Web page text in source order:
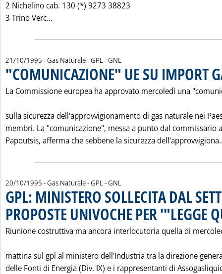
2 Nichelino cab. 130 (*) 9273 38823
3 Trino Verc...
21/10/1995 - Gas Naturale - GPL - GNL
"COMUNICAZIONE" UE SU IMPORT
La Commissione europea ha approvato mercoledì una
sulla sicurezza dell'approvvigionamento di gas naturale nei
membri. La "comunicazione", messa a punto dal commissario
Papoutsis, afferma che sebbene la sicurezza
20/10/1995 - Gas Naturale - GPL - GNL
GPL: MINISTERO SOLLECITA DAL
PROPOSTE UNIVOCHE PER '"LEGGE
Riunione costruttiva ma ancora interlocutoria quella di
mattina sul gpl al ministero dell'Industria tra la direzione
delle Fonti di Energia (Div. IX) e i rappresentanti di